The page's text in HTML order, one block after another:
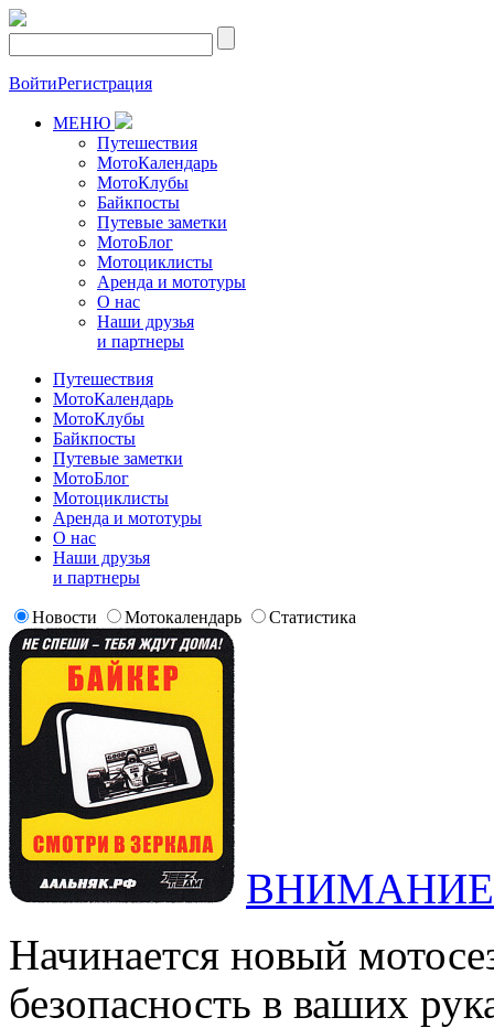
ВойтиРегистрация
МЕНЮ
Путешествия
МотоКалендарь
МотоКлубы
Байкпосты
Путевые заметки
МотоБлог
Мотоциклисты
Аренда и мототуры
О нас
Наши друзья
и партнеры
Путешествия
МотоКалендарь
МотоКлубы
Байкпосты
Путевые заметки
МотоБлог
Мотоциклисты
Аренда и мототуры
О нас
Наши друзья
и партнеры
Новости Мотокалендарь Статистика
Начинается новый
безопасность в ваших